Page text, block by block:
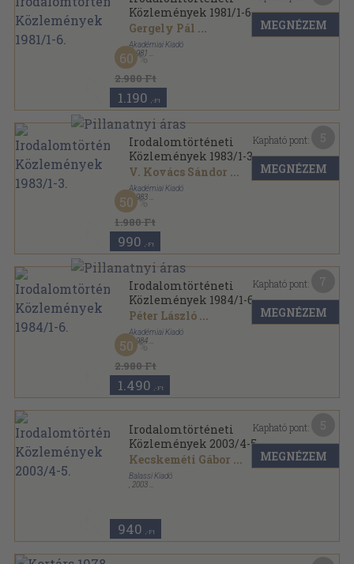
Közlemények 1981/1-6.
Gergely Pál ...
Akadémiai Kiadó
, 1981
Könyvkötői kötés
Irodalomtörténeti Közlemények sorozat
2.980 Ft
60
1.190 ,-Ft
MEGNÉZEM
Irodalomtörténeti
Közlemények 1983/1-3.
V. Kovács Sándor ...
Akadémiai Kiadó
, 1983
Ragasztott papírkötés
Irodalomtörténeti Közlemények sorozat
1.980 Ft
50
990 ,-Ft
Kapható pont:
MEGNÉZEM
Irodalomtörténeti
Közlemények 1984/1-6.
Péter László ...
Akadémiai Kiadó
, 1984
Ragasztott papírkötés
Irodalomtörténeti Közlemények sorozat
2.980 Ft
50
1.490 ,-Ft
Kapható pont:
MEGNÉZEM
Irodalomtörténeti
Közlemények 2003/4-5.
Kecskeméti Gábor ...
Balassi Kiadó
2003
940 ,-Ft
Kapható pont:
MEGNÉZEM